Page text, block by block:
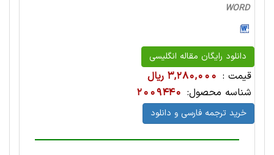
WORD
دانلود رایگان مقاله انگلیسی
قیمت : 3,280,000 ریال
شناسه محصول: 2009440
خرید ترجمه فارسی و دانلود